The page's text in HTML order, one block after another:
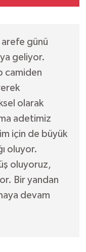
günü
geliyor.
camiden
olarak
adetimiz
için de büyük
oluyor.
oluyoruz,
Bir yandan
devam